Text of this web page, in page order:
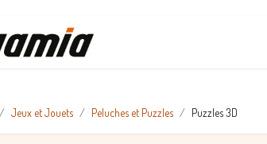
Jeux et Jouets Peluches et Puzzles Puzzles 3D